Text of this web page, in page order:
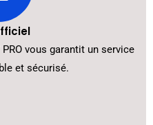
vous garantit un service
et sécurisé.